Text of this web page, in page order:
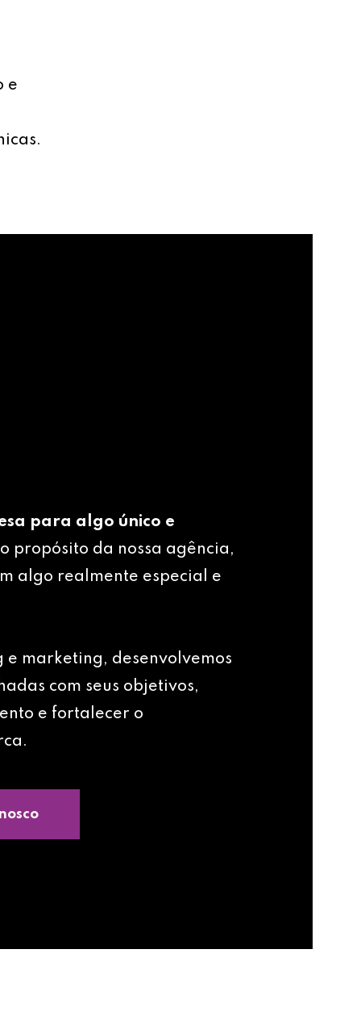
e
para algo único e
o propósito da nossa agência,
algo realmente especial e
marketing, desenvolvemos
com seus objetivos,
e fortalecer o